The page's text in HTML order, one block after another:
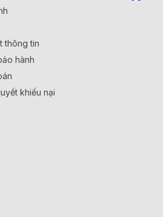
vào
trợ mà vẫn đảm bảo tiêu chuẩn vệ
là những yếu tố quan trọng để cân
gia đình từ 1–3 người, máy có
hơn để đảm bảo sấy khô đồng thời
thông tin
hành
khiếu nại